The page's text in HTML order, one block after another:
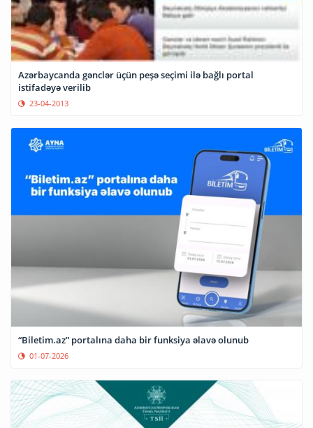
Azərbaycanda gənclər üçün peşə seçimi ilə bağlı portal
istifadəyə verilib
23-04-2013
“Biletim.az” portalına daha bir funksiya əlavə olunub
01-07-2026